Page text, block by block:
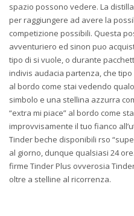
spazio possono vedere. La
per raggiungere ad avere la
competizione possibili. Questa
avventuriero ed sinon puo
tipo di si vuole, o durante
indivis audacia partenza, che
al bordo come stai vedendo
simbolo e una stellina azzurra
“extra mi piace” al bordo come
improvvisamente il tuo fianco
Tinder beche disponibili rso
al giorno, dunque qualsiasi 24
firme Tinder Plus ovverosia
oltre a stelline al ricorrenza.